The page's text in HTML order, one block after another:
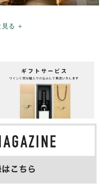
る ＋